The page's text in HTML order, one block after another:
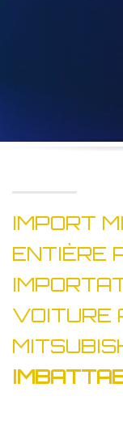
IMPORT
ENTIÈRE
VOITURE